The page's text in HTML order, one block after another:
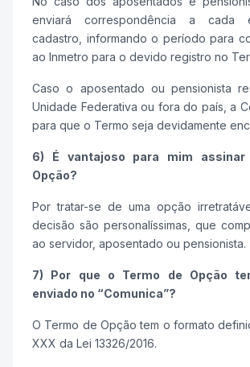
enviará correspondência a cada
cadastro, informando o período para
ao Inmetro para o devido registro no
Caso o aposentado ou pensionista
Unidade Federativa ou fora do país, a
para que o Termo seja devidamente
6) É vantajoso para mim
Opção?
Por tratar-se de uma opção
decisão são personalíssimas, que
ao servidor, aposentado ou pensionista.
7) Por que o Termo de Opção
enviado no “Comunica”?
O Termo de Opção tem o formato
XXX da Lei 13326/2016.